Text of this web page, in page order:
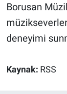
Borusan
deneyimi
Kaynak: RSS